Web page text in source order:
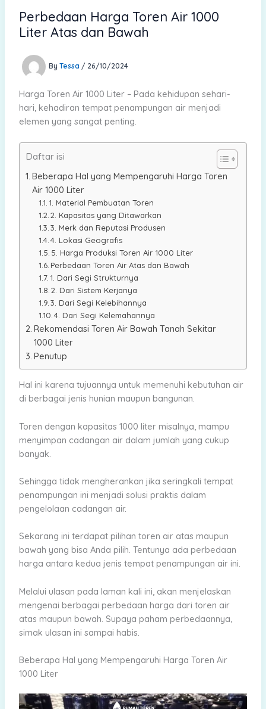
Perbedaan Harga Toren Air 1000
Liter Atas dan Bawah
By Tessa / 26/10/2024
Harga Toren Air 1000 Liter – Pada kehidupan sehari-
hari, kehadiran tempat penampungan air menjadi
elemen yang sangat penting.
Daftar isi
Beberapa Hal yang Mempengaruhi Harga Toren
Air 1000 Liter
1. Material Pembuatan Toren
2. Kapasitas yang Ditawarkan
3. Merk dan Reputasi Produsen
4. Lokasi Geografis
5. Harga Produksi Toren Air 1000 Liter
Perbedaan Toren Air Atas dan Bawah
1. Dari Segi Strukturnya
2. Dari Sistem Kerjanya
3. Dari Segi Kelebihannya
4. Dari Segi Kelemahannya
Rekomendasi Toren Air Bawah Tanah Sekitar
1000 Liter
Penutup
Hal ini karena tujuannya untuk memenuhi kebutuhan air
di berbagai jenis hunian maupun bangunan.
Toren dengan kapasitas 1000 liter misalnya, mampu
menyimpan cadangan air dalam jumlah yang cukup
banyak.
Sehingga tidak mengherankan jika seringkali tempat
penampungan ini menjadi solusi praktis dalam
pengelolaan cadangan air.
Sekarang ini terdapat pilihan toren air atas maupun
bawah yang bisa Anda pilih. Tentunya ada perbedaan
harga antara kedua jenis tempat penampungan air ini.
Melalui ulasan pada laman kali ini, akan menjelaskan
mengenai berbagai perbedaan harga dari toren air
atas maupun bawah. Supaya paham perbedaannya,
simak ulasan ini sampai habis.
Beberapa Hal yang Mempengaruhi Harga Toren Air
1000 Liter